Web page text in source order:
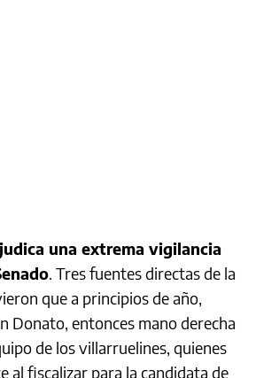
una extrema vigilancia
. Tres fuentes directas de la
que a principios de año,
Donato, entonces mano derecha
de los villarruelines, quienes
al fiscalizar para la candidata de